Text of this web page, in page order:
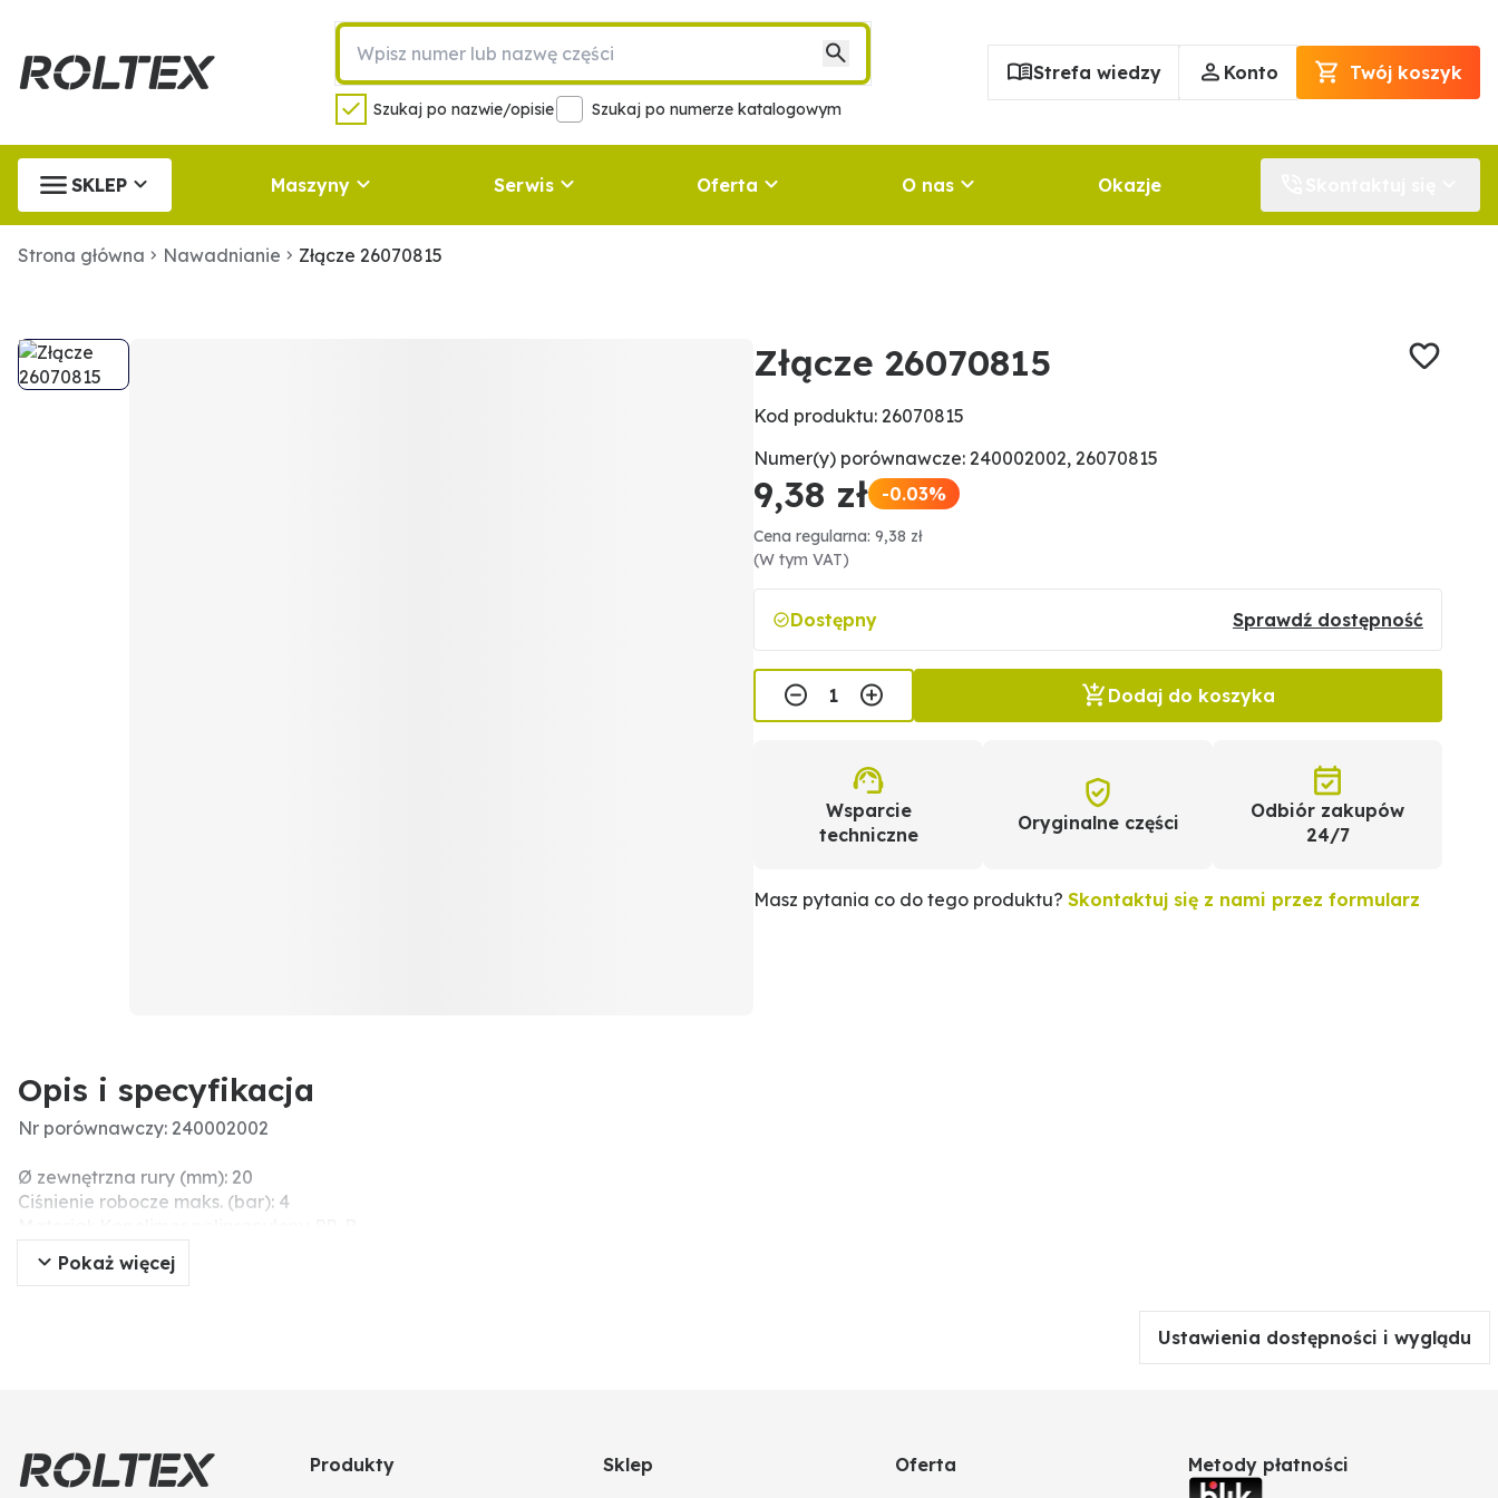
Szukaj po nazwie/opisie Szukaj po numerze katalogowym
Strefa wiedzy Konto Twój koszyk
SKLEP Maszyny Serwis Oferta O nas Okazje
Strona główna Nawadnianie Złącze 26070815
Złącze 26070815
Kod produktu: 26070815
Numer(y) porównawcze: 240002002, 26070815
9,38 zł -0.03%
Cena regularna: 9,38 zł
(W tym VAT)
Dostępny Sprawdź dostępność
Dodaj do koszyka
Wsparcie
techniczne
Oryginalne części
Odbiór zakupów
24/7
Masz pytania co do tego produktu? Skontaktuj się z nami przez formularz
Opis i specyfikacja
Nr porównawczy: 240002002
Ø zewnętrzna rury (mm): 20
Ciśnienie robocze maks. (bar): 4
Przyłącze: 20 x 3/4”
Dodatkowe informacje: • 1x gwint zewnętrzny
Pokaż więcej
Ustawienia dostępności i wyglądu
Produkty Sklep Oferta Metody płatności